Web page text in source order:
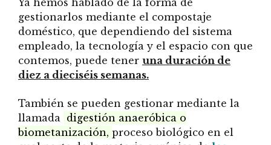
Ya hemos hablado de la forma de
gestionarlos mediante el compostaje
doméstico, que dependiendo del sistema
empleado, la tecnología y el espacio con que
contemos, puede tener una duración de
diez a dieciséis semanas.
También se pueden gestionar mediante la
llamada
digestión anaeróbica o
biometanización, proceso biológico en el